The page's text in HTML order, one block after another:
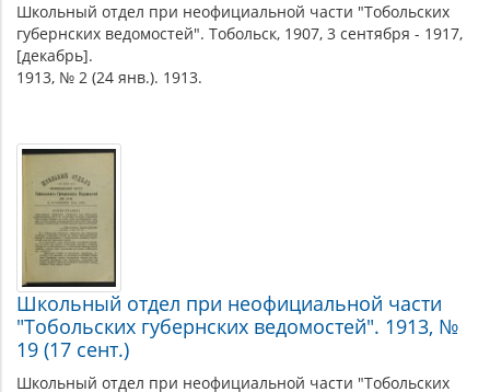
Школьный отдел при неофициальной части "Тобольских
губернских ведомостей". Тобольск, 1907, 3 сентября - 1917,
[декабрь].
1913, № 2 (24 янв.). 1913.
Школьный отдел при неофициальной части
"Тобольских губернских ведомостей". 1913, №
19 (17 сент.)
Школьный отдел при неофициальной части "Тобольских